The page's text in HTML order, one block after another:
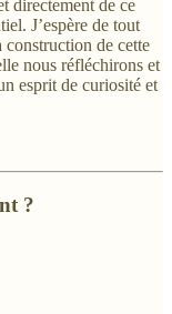
directement de ce
J’espère de tout
de cette
nous réfléchirons et
esprit de curiosité et
?